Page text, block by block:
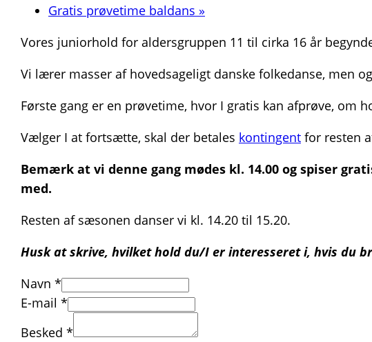
Gratis prøvetime baldans »
Vores juniorhold for aldersgruppen 11 til cirka 16 år
Vi lærer masser af hovedsageligt danske folkedanse, men
Første gang er en prøvetime, hvor I gratis kan afprøve, om
Vælger I at fortsætte, skal der betales kontingent for resten
Bemærk at vi denne gang mødes kl. 14.00 og spiser
med.
Resten af sæsonen danser vi kl. 14.20 til 15.20.
Husk at skrive, hvilket hold du/I er interesseret i, hvis du
Navn *
E-mail *
Besked *